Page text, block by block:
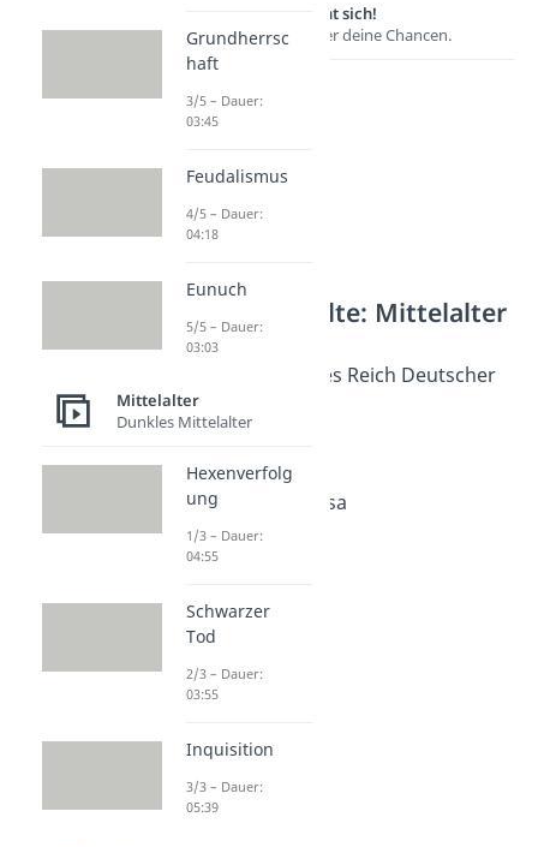
Lernen lohnt sich!
Entdecke hier deine Chancen.
Weitere Inhalte: Mittelalter
Politik im Mittelalter
Heiliges Römisches Reich Deutscher
Nation
Dauer: 05:10
Dauer: 03:26
Gang nach Canossa
Dauer: 04:35
Kreuzzüge
Tempelritter
Grundherrsc
haft
3/5 – Dauer:
03:45
Feudalismus
4/5 – Dauer:
04:18
Eunuch
5/5 – Dauer:
03:03
Mittelalter
Dunkles Mittelalter
Hexenverfolg
ung
1/3 – Dauer:
04:55
Schwarzer
Tod
2/3 – Dauer:
03:55
Inquisition
3/3 – Dauer:
05:39